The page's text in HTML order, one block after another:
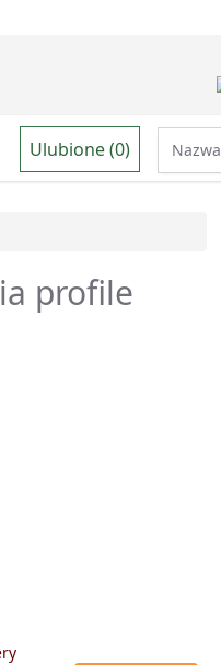
Ulubione (0)
profile